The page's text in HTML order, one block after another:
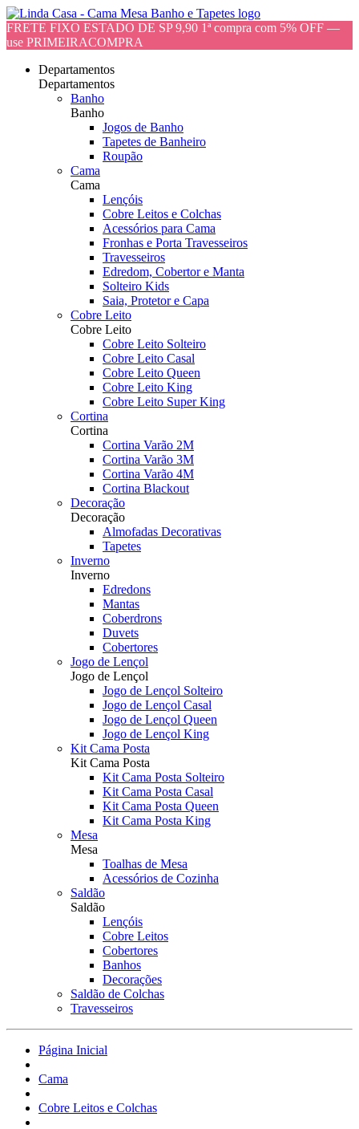
FRETE FIXO ESTADO DE SP 9,90 1ª compra com 5% OFF —
use PRIMEIRACOMPRA
Departamentos
Departamentos
Banho
Banho
Jogos de Banho
Tapetes de Banheiro
Roupão
Cama
Cama
Lençóis
Cobre Leitos e Colchas
Acessórios para Cama
Fronhas e Porta Travesseiros
Travesseiros
Edredom, Cobertor e Manta
Solteiro Kids
Saia, Protetor e Capa
Cobre Leito
Cobre Leito
Cobre Leito Solteiro
Cobre Leito Casal
Cobre Leito Queen
Cobre Leito King
Cobre Leito Super King
Cortina
Cortina
Cortina Varão 2M
Cortina Varão 3M
Cortina Varão 4M
Cortina Blackout
Decoração
Decoração
Almofadas Decorativas
Tapetes
Inverno
Inverno
Edredons
Mantas
Coberdrons
Duvets
Cobertores
Jogo de Lençol
Jogo de Lençol
Jogo de Lençol Solteiro
Jogo de Lençol Casal
Jogo de Lençol Queen
Jogo de Lençol King
Kit Cama Posta
Kit Cama Posta
Kit Cama Posta Solteiro
Kit Cama Posta Casal
Kit Cama Posta Queen
Kit Cama Posta King
Mesa
Mesa
Toalhas de Mesa
Acessórios de Cozinha
Saldão
Saldão
Lençóis
Cobre Leitos
Cobertores
Banhos
Decorações
Saldão de Colchas
Travesseiros
Página Inicial
Cama
Cobre Leitos e Colchas